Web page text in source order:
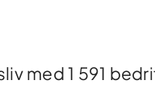
med 1 591